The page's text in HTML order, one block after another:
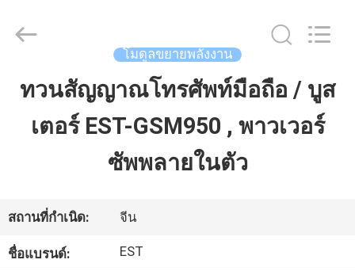
บ้าน
วิดีโอ
EASTLONGE
ELECTRONICS(HK)
Reserved.
โมดูลขยายพลังงาน
ทวนสัญญาณโทรศัพท์มือถือ / บูส
เตอร์ EST-GSM950 , พาวเวอร์
ซัพพลายในตัว
สถานที่กำเนิด: จีน
ชื่อแบรนด์: EST